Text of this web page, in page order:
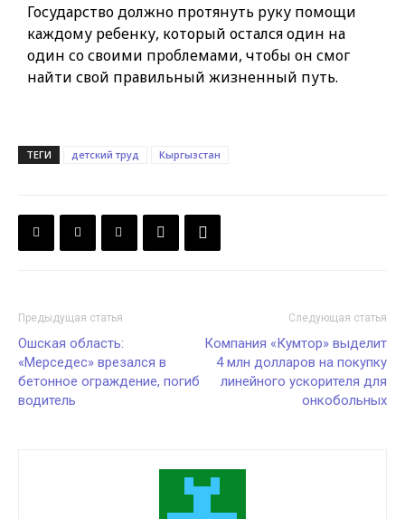
Государство должно протянуть руку помощи
каждому ребенку, который остался один на
один со своими проблемами, чтобы он смог
найти свой правильный жизненный путь.
ТЕГИ детский труд Кыргызстан
Предыдущая статья
Ошская область:
«Мерседес» врезался в
бетонное ограждение, погиб
водитель
Следующая статья
Компания «Кумтор» выделит
4 млн долларов на покупку
линейного ускорителя для
онкобольных